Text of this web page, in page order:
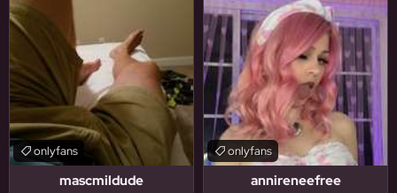
mascmildude
onlyfans
annireneefree
onlyfans